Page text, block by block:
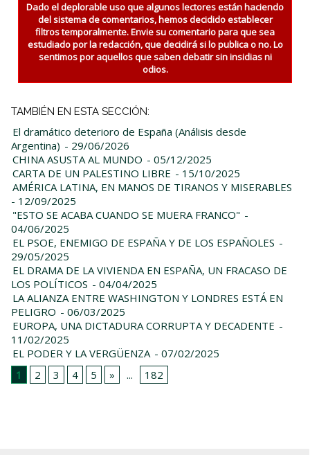
Dado el deplorable uso que algunos lectores están haciendo
del sistema de comentarios, hemos decidido establecer
filtros temporalmente. Envie su comentario para que sea
estudiado por la redacción, que decidirá si lo publica o no. Lo
sentimos por aquellos que saben debatir sin insidias ni
odios.
TAMBIÉN EN ESTA SECCIÓN:
El dramático deterioro de España (Análisis desde
Argentina) - 29/06/2026
CHINA ASUSTA AL MUNDO - 05/12/2025
CARTA DE UN PALESTINO LIBRE - 15/10/2025
AMÉRICA LATINA, EN MANOS DE TIRANOS Y MISERABLES
- 12/09/2025
"ESTO SE ACABA CUANDO SE MUERA FRANCO" -
04/06/2025
EL PSOE, ENEMIGO DE ESPAÑA Y DE LOS ESPAÑOLES -
29/05/2025
EL DRAMA DE LA VIVIENDA EN ESPAÑA, UN FRACASO DE
LOS POLÍTICOS - 04/04/2025
LA ALIANZA ENTRE WASHINGTON Y LONDRES ESTÁ EN
PELIGRO - 06/03/2025
EUROPA, UNA DICTADURA CORRUPTA Y DECADENTE -
11/02/2025
EL PODER Y LA VERGÜENZA - 07/02/2025
1
2 3 4 5 » ... 182